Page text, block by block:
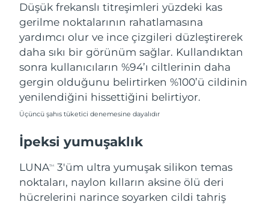
Düşük frekanslı titreşimleri yüzdeki kas
gerilme noktalarının rahatlamasına
yardımcı olur ve ince çizgileri düzleştirerek
daha sıkı bir görünüm sağlar. Kullandıktan
sonra kullanıcıların %94’ı ciltlerinin daha
gergin olduğunu belirtirken %100’ü cildinin
yenilendiğini hissettiğini belirtiyor.
Üçüncü şahıs tüketici denemesine dayalıdır
İpeksi yumuşaklık
LUNATM
3'üm ultra yumuşak silikon temas
noktaları, naylon kılların aksine ölü deri
hücrelerini narince soyarken cildi tahriş
Birleşik Arap
Emirlikleri
Tahmini teslim tarihi
Birleşik Krallık Tahmini teslim tarihi8/9/26
Amerika Birleşik
Devletleri
Vietnam